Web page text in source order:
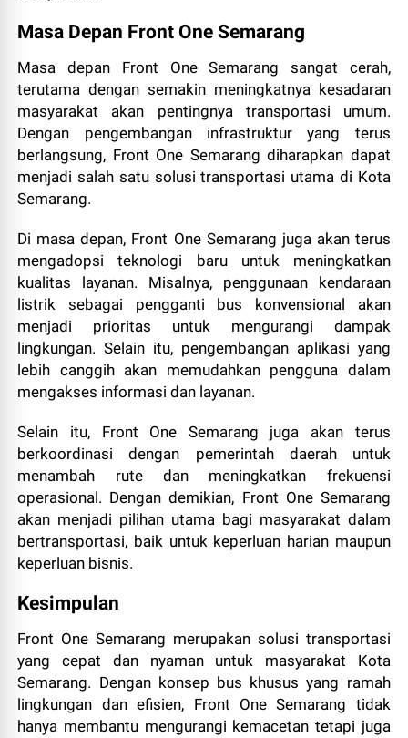
Masa Depan Front One Semarang
Masa depan Front One Semarang sangat cerah,
terutama dengan semakin meningkatnya kesadaran
masyarakat akan pentingnya transportasi umum.
Dengan pengembangan infrastruktur yang terus
berlangsung, Front One Semarang diharapkan dapat
menjadi salah satu solusi transportasi utama di Kota
Semarang.
Di masa depan, Front One Semarang juga akan terus
mengadopsi teknologi baru untuk meningkatkan
kualitas layanan. Misalnya, penggunaan kendaraan
listrik sebagai pengganti bus konvensional akan
menjadi prioritas untuk mengurangi dampak
lingkungan. Selain itu, pengembangan aplikasi yang
lebih canggih akan memudahkan pengguna dalam
mengakses informasi dan layanan.
Selain itu, Front One Semarang juga akan terus
berkoordinasi dengan pemerintah daerah untuk
menambah rute dan meningkatkan frekuensi
operasional. Dengan demikian, Front One Semarang
akan menjadi pilihan utama bagi masyarakat dalam
bertransportasi, baik untuk keperluan harian maupun
keperluan bisnis.
Kesimpulan
Front One Semarang merupakan solusi transportasi
yang cepat dan nyaman untuk masyarakat Kota
Semarang. Dengan konsep bus khusus yang ramah
lingkungan dan efisien, Front One Semarang tidak
hanya membantu mengurangi kemacetan tetapi juga